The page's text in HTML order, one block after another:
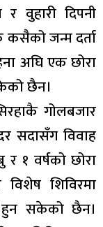
वुहारी दिपनी
कसैको जन्म दर्ता
अघि एक छोरा
छैन।
गोलबजार
सदासँग विवाह
१ वर्षको छोरा
शिविरमा
हुन सकेको छैन।